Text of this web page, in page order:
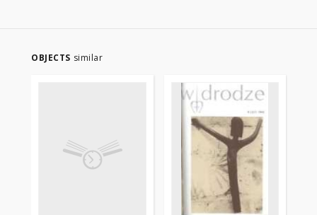
OBJECTS similar